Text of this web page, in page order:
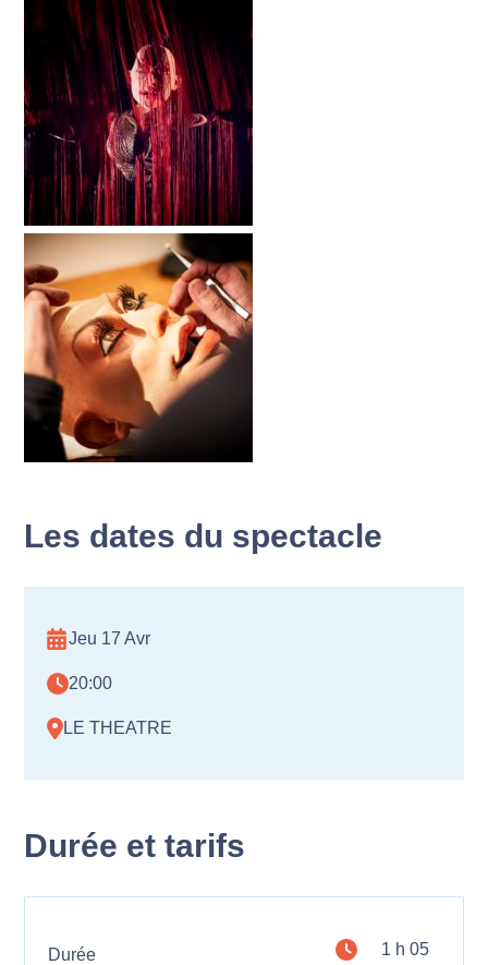
Les dates du spectacle
Jeu 17 Avr
20:00
LE THEATRE
Durée et tarifs
Durée 1 h 05